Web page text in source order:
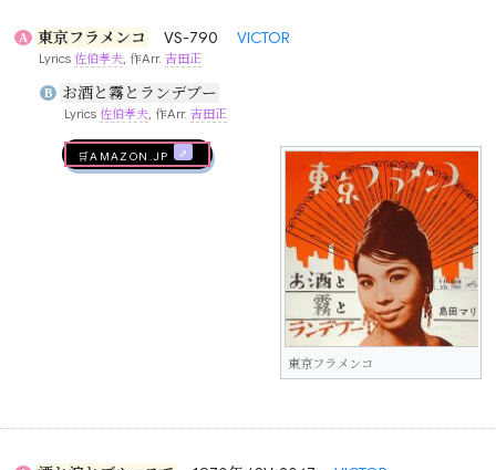
A 東京フラメンコ VS-790 VICTOR
Lyrics佐伯孝夫, 作Arr.吉田正
B お酒と霧とランデブー
Lyrics 佐伯孝夫, 作Arr. 吉田正
東京フラメンコ
🛒AMAZON.jp